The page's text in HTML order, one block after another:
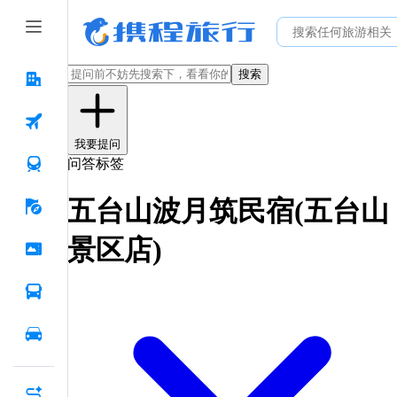
搜索
我要提问
问答标签
五台山波月筑民宿(五台山
景区店)